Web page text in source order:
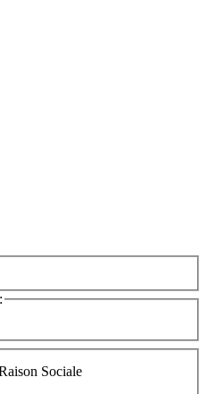
Sociale